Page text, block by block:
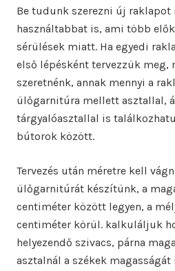
Be tudunk szerezni új raklapot
használtabbat is, ami több
sérülések miatt. Ha egyedi
első lépésként tervezzük
szeretnénk, annak mennyi a
ülőgarnitúra mellett asztallal,
tárgyalóasztallal is
bútorok között.
Tervezés után méretre kell
ülőgarnitúrát készítünk, a
centiméter között legyen, a
centiméter körül. kalkuláljuk
helyezendő szivacs, párna
asztalnál a székek